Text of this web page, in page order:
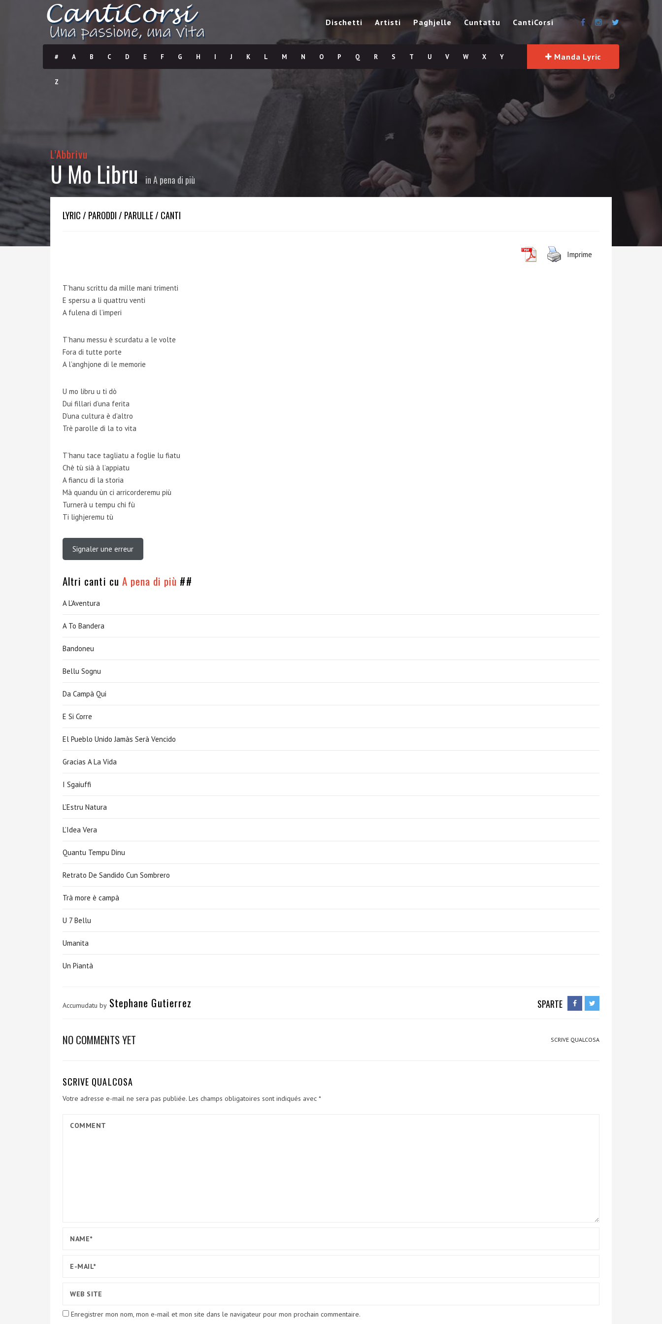
Dischetti Artisti Paghjelle Cuntattu CantiCorsi
# A B C D E F G H I J K L M N O P Q R S T U V W X Y
Z
Manda Lyric
L’Abbrivu
U Mo Libru inA pena di più
LYRIC / PARODDI / PARULLE / CANTI
Imprime
T’hanu scrittu da mille mani trimenti
E spersu a li quattru venti
A fulena di l’imperi
T’hanu messu è scurdatu a le volte
Fora di tutte porte
A l’anghjone di le memorie
U mo libru u ti dò
Dui fillari d’una ferita
D’una cultura è d’altro
Trè parolle di la to vita
T’hanu tace tagliatu a foglie lu fiatu
Chè tù sià à l’appiatu
A fiancu di la storia
Mà quandu ùn ci arricorderemu più
Turnerà u tempu chi fù
Ti lighjeremu tù
Signaler une erreur
Altri canti cu A pena di più ##
A L’Aventura
A To Bandera
Bandoneu
Bellu Sognu
Da Campà Qui
E Si Corre
El Pueblo Unido Jamàs Serà Vencido
Gracias A La Vida
I Sgaiuffi
L’Estru Natura
L’Idea Vera
Quantu Tempu Dinu
Retrato De Sandido Cun Sombrero
Trà more è campà
U 7 Bellu
Umanita
Un Piantà
Accumudatu by Stephane Gutierrez SPARTE
NO COMMENTS YET SCRIVE QUALCOSA
SCRIVE QUALCOSA
Votre adresse e-mail ne sera pas publiée. Les champs obligatoires sont indiqués avec *
Enregistrer mon nom, mon e-mail et mon site dans le navigateur pour mon prochain commentaire.